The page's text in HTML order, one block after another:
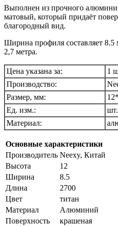
Выполнен из прочного
матовый, который придаёт
благородный вид.
Ширина профиля составляет
2,7 метра.
Цена указана за:
1
Производство:
Размер, мм:
Ед. изм.:
шт.
Материал:
Основные характеристики
Производитель Neexy, Китай
Высота
12
Ширина
8.5
Длина
2700
Цвет
титан
Материал
Алюминий
Поверхность
крашеная